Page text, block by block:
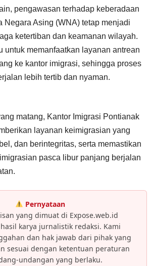
pengawasan terhadap keberadaan
Negara Asing (WNA) tetap menjadi
ketertiban dan keamanan wilayah.
untuk memanfaatkan layanan antrean
ke kantor imigrasi, sehingga proses
lebih tertib dan nyaman.
matang, Kantor Imigrasi Pontianak
layanan keimigrasian yang
dan berintegritas, serta memastikan
pasca libur panjang berjalan
Pernyataan
yang dimuat di Expose.web.id
karya jurnalistik redaksi. Kami
dan hak jawab dari pihak yang
sesuai dengan ketentuan peraturan
undangan yang berlaku.